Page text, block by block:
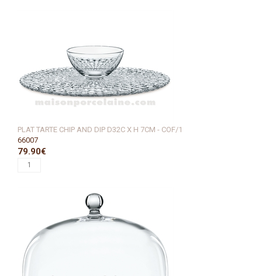
PLAT TARTE CHIP AND DIP D32C X H 7CM - COF/1
66007
79.90€